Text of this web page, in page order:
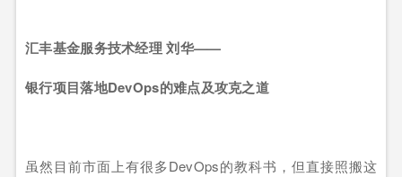
汇丰基金服务技术经理 刘华——
银行项目落地DevOps的难点及攻克之道
虽然目前市面上有很多DevOps的教科书，但直接照搬这